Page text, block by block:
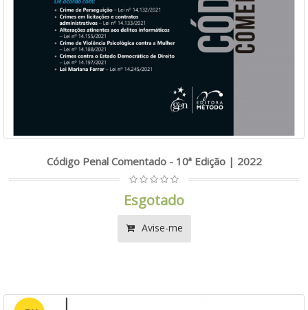
Código Penal Comentado - 10ª Edição | 2022
Esgotado
Avise-me